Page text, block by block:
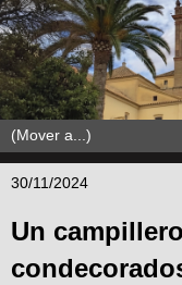
30/11/2024
Un